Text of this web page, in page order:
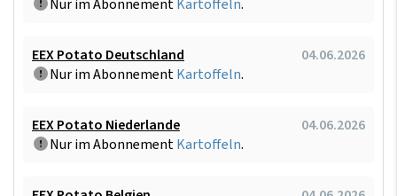
Nur im AbonnementKartoffeln.
EEX Potato Deutschland
04.06.2026
Nur im AbonnementKartoffeln.
EEX Potato Niederlande
04.06.2026
Nur im AbonnementKartoffeln.